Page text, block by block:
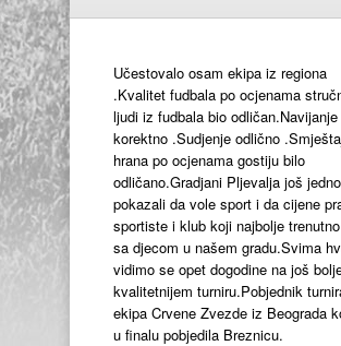
Učestovalo osam ekipa iz regiona
.Kvalitet fudbala po ocjenama
ljudi iz fudbala bio
korektno .Sudjenje odlično
hrana po ocjenama gostiju bilo
odličano.Gradjani Pljevalja još
pokazali da vole sport i da cijene
sportiste i klub koji najbolje
sa djecom u našem gradu.Svima
vidimo se opet dogodine na još
kvalitetnijem turniru.Pobjednik
ekipa Crvene Zvezde iz Beograda
u finalu pobjedila Breznicu.